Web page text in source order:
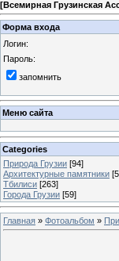
[Всемирная Грузинская
Форма входа
Логин:
Пароль:
запомнить
Меню сайта
Categories
Природа Грузии [94]
Архитектурные памятники
Тбилиси [263]
Города Грузии [59]
Главная » Фотоальбом »